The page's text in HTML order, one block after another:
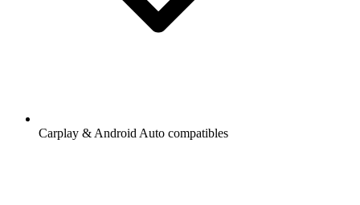
Carplay & Android Auto compatibles